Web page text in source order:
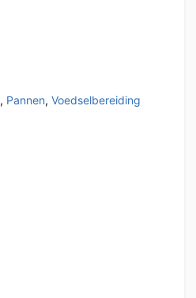
, Pannen, Voedselbereiding